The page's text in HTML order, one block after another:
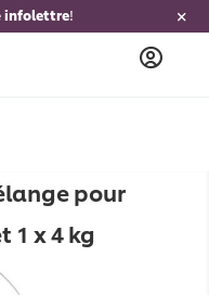
infolettre!
pour
1 x 4 kg